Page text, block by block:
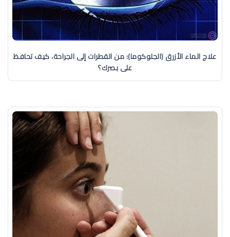
علاج الماء الأزرق (الجلوكوما): من القطرات إلى الجراحة، كيف تحافظ
على بصرك؟